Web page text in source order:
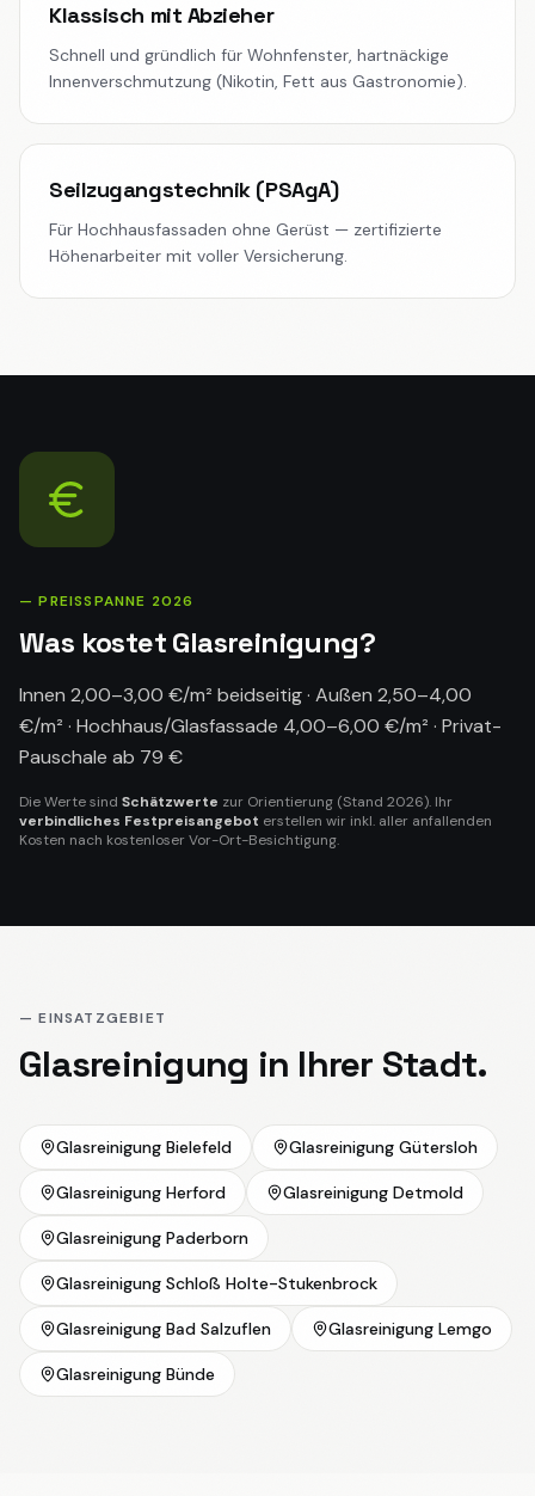
Klassisch mit Abzieher
Schnell und gründlich für Wohnfenster, hartnäckige
Innenverschmutzung (Nikotin, Fett aus Gastronomie).
Seilzugangstechnik (PSAgA)
Für Hochhausfassaden ohne Gerüst — zertifizierte
Höhenarbeiter mit voller Versicherung.
— PREISSPANNE 2026
Was kostetGlasreinigung?
Innen 2,00–3,00 €/m² beidseitig · Außen 2,50–4,00
€/m² · Hochhaus/Glasfassade 4,00–6,00 €/m² · Privat-
Pauschale ab 79 €
Die Werte sind Schätzwerte zur Orientierung (Stand 2026). Ihr
verbindliches Festpreisangebot erstellen wir inkl. aller anfallenden
Kosten nach kostenloser Vor-Ort-Besichtigung.
— EINSATZGEBIET
Glasreinigung in Ihrer Stadt.
Glasreinigung Bielefeld Glasreinigung Gütersloh
Glasreinigung Herford Glasreinigung Detmold
Glasreinigung Paderborn
Glasreinigung Schloß Holte-Stukenbrock
Glasreinigung Bad Salzuflen Glasreinigung Lemgo
Glasreinigung Bünde